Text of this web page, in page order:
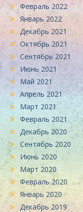
Февраль 2022
Январь 2022
Декабрь 2021
Октябрь 2021
Сентябрь 2021
Июнь 2021
Май 2021
Апрель 2021
Март 2021
Февраль 2021
Декабрь 2020
Сентябрь 2020
Июнь 2020
Март 2020
Февраль 2020
Январь 2020
Декабрь 2019